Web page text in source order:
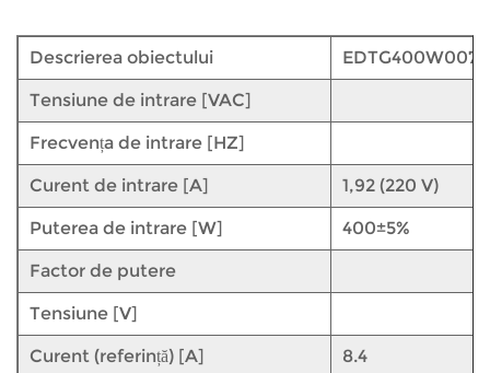
Descrierea obiectului EDTG400W007C
Tensiune de intrare [VAC]
Frecvența de intrare [HZ]
Curent de intrare [A] 1,92 (220 V)
Puterea de intrare [W] 400±5%
Factor de putere
Tensiune [V]
Curent (referință) [A] 8.4